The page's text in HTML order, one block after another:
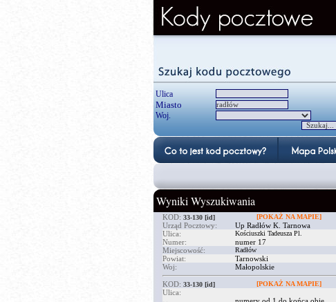
Ulica
Miasto
Woj.
Wyniki Wyszukiwania
KOD: 33-130 [id] [POKAŻ NA MAPIE]
Urząd Pocztowy:
Up Radłów K. Tarnowa
Ulica:
Kościuszki Tadeusza Pl.
Numer:
numer 17
Miejscowość:
Radłów
Powiat:
Tarnowski
Woj:
Małopolskie
KOD: 33-130 [id] [POKAŻ NA MAPIE]
Ulica: